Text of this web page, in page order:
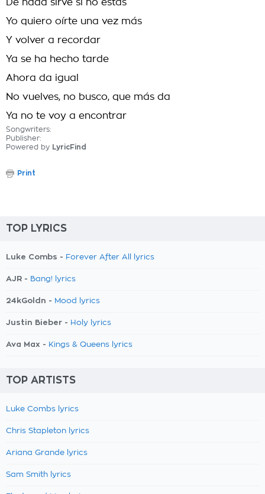
De nada sirve si no estás
Yo quiero oírte una vez más
Y volver a recordar
Ya se ha hecho tarde
Ahora da igual
No vuelves, no busco, que más da
Ya no te voy a encontrar
Songwriters:
Publisher:
Powered by LyricFind
Print
TOP LYRICS
Luke Combs - Forever After All lyrics
AJR - Bang! lyrics
24kGoldn - Mood lyrics
Justin Bieber - Holy lyrics
Ava Max - Kings & Queens lyrics
TOP ARTISTS
Luke Combs lyrics
Chris Stapleton lyrics
Ariana Grande lyrics
Sam Smith lyrics